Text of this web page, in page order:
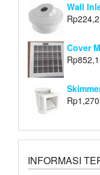
Wall
Rp
Cover
Rp
Rp
INFORMASI